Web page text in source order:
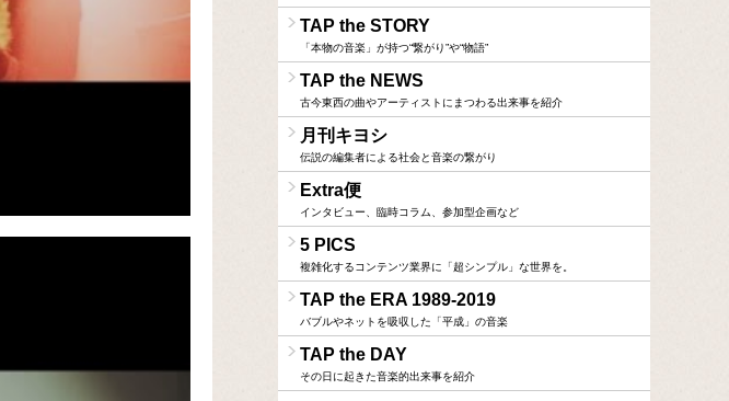
TAP the STORY
「本物の音楽」が持つ“繋がり”や“物語”
TAP the NEWS
古今東西の曲やアーティストにまつわる出来事を紹介
月刊キヨシ
伝説の編集者による社会と音楽の繋がり
Extra便
インタビュー、臨時コラム、参加型企画など
5 PICS
複雑化するコンテンツ業界に「超シンプル」な世界を。
TAP the ERA 1989-2019
バブルやネットを吸収した「平成」の音楽
TAP the DAY
その日に起きた音楽的出来事を紹介